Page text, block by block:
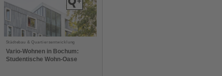
Städtebau & Quartiersentwicklung
Vario-Wohnen in Bochum:
Studentische Wohn-Oase